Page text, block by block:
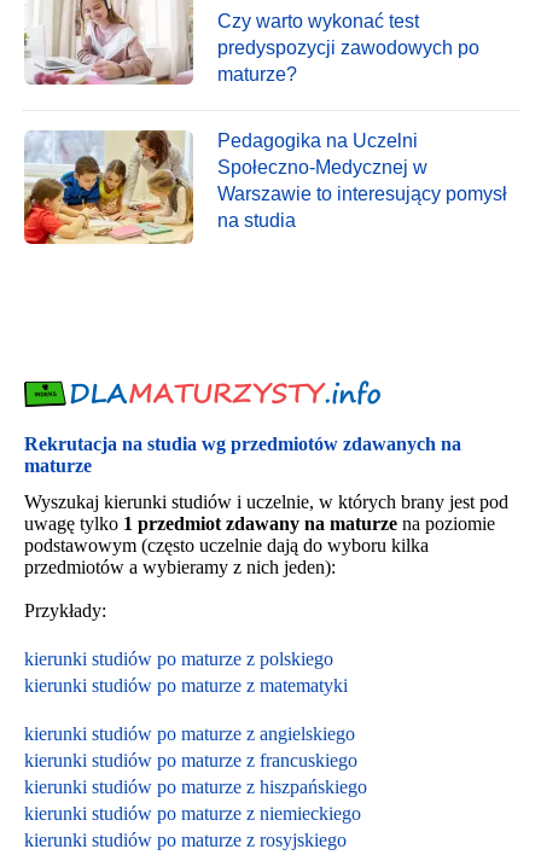
Czy warto wykonać test
predyspozycji zawodowych po
maturze?
Pedagogika na Uczelni
Społeczno-Medycznej w
Warszawie to interesujący pomysł
na studia
Rekrutacja na studia wg przedmiotów zdawanych na
maturze
Wyszukaj kierunki studiów i uczelnie, w których brany jest pod
uwagę tylko 1 przedmiot zdawany na maturze na poziomie
podstawowym (często uczelnie dają do wyboru kilka
przedmiotów a wybieramy z nich jeden):
Przykłady:
kierunki studiów po maturze z polskiego
kierunki studiów po maturze z matematyki
kierunki studiów po maturze z angielskiego
kierunki studiów po maturze z francuskiego
kierunki studiów po maturze z hiszpańskiego
kierunki studiów po maturze z niemieckiego
kierunki studiów po maturze z rosyjskiego